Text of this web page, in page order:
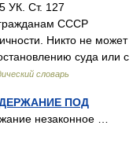
УК. Ст. 127
гражданам СССР
Никто не может
суда или с
словарь
ПОД
незаконное …